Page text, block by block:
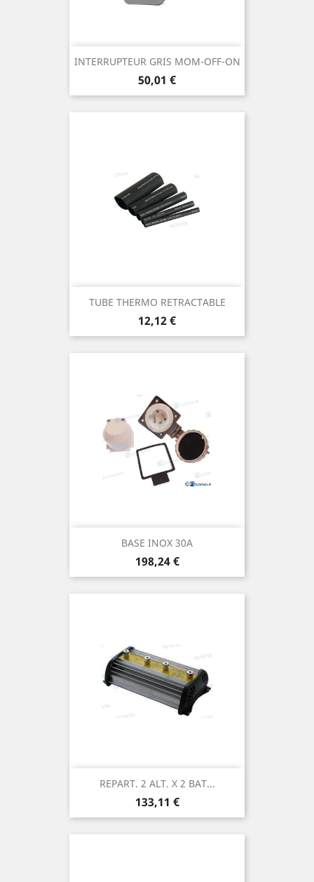
INTERRUPTEUR GRIS MOM-OFF-ON
Prix
50,01 €
TUBE THERMO RETRACTABLE
Prix
12,12 €
BASE INOX 30A
Prix
198,24 €
REPART. 2 ALT. X 2 BAT...
Prix
133,11 €